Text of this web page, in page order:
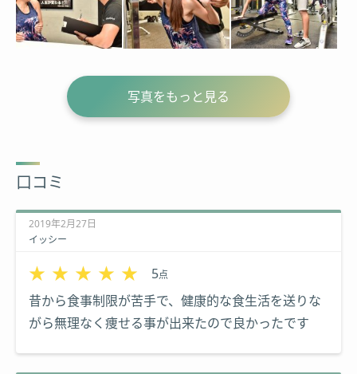
写真をもっと見る
口コミ
2019年2月27日
イッシー
★★★★★
★★★★★ 5点
昔から食事制限が苦手で、健康的な食生活を送りな
がら無理なく痩せる事が出来たので良かったです